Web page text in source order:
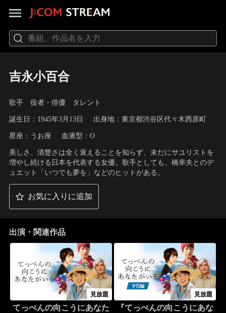
吉永小百合
歌手 役者・俳優 タレント
誕生日：1945年3月13日 出身地：東京都渋谷区代々木西原町
星座：うお座 血液型：O
美しさ、清楚さは全く衰えることを知らず、未だにサユリストを
増やし続ける日本を代表する女優。歌手としても、橋幸夫とのデ
ュエット「いつでも夢を」などのヒットがある。
お気に入りに追加
出演・関連作品
見放題
てっぺんの向こうにあなた
見放題
『てっぺんの向こうにあな